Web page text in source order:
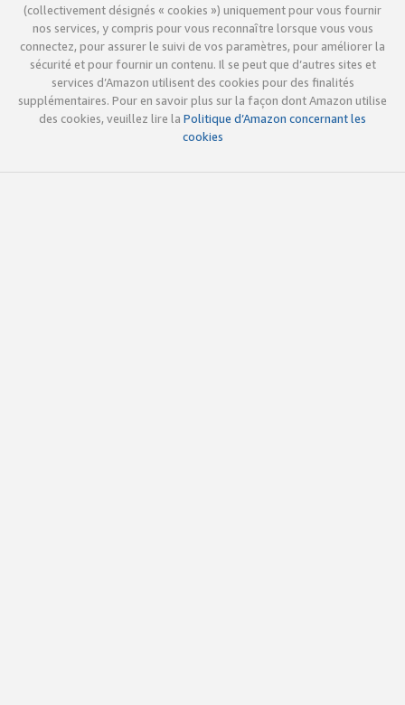
(collectivement désignés « cookies ») uniquement pour vous fournir
nos services, y compris pour vous reconnaître lorsque vous vous
connectez, pour assurer le suivi de vos paramètres, pour améliorer la
sécurité et pour fournir un contenu. Il se peut que d’autres sites et
services d’Amazon utilisent des cookies pour des finalités
supplémentaires. Pour en savoir plus sur la façon dont Amazon utilise
des cookies, veuillez lire la Politique d’Amazon concernant les
cookies